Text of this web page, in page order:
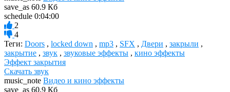
save_as 60.9 Кб
schedule 0:04:00
2
4
Теги: Doors , locked down , mp3 , SFX , Двери , закрыли ,
закрытие , звук , звуковые эффекты , кино эффекты
Эффект закрытия
Скачать звук
music_note Видео и кино эффекты
save_as 60.9 Кб